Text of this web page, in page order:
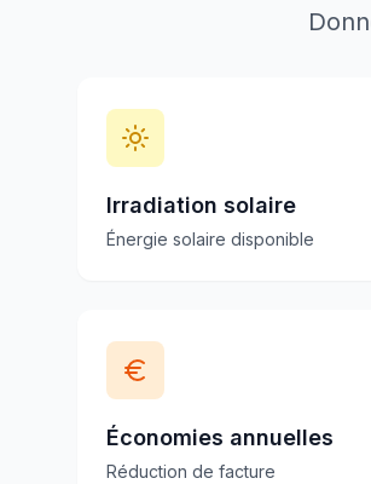
Irradiation solaire
Énergie solaire disponible
Économies annuelles
Réduction de facture